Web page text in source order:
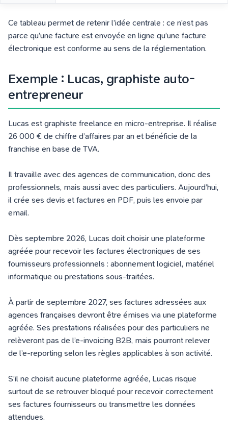
Ce tableau permet de retenir l’idée centrale : ce n’est pas
parce qu’une facture est envoyée en ligne qu’une facture
électronique est conforme au sens de la réglementation.
Exemple : Lucas, graphiste auto-
entrepreneur
Lucas est graphiste freelance en micro-entreprise. Il réalise
26 000 € de chiffre d’affaires par an et bénéficie de la
franchise en base de TVA.
Il travaille avec des agences de communication, donc des
professionnels, mais aussi avec des particuliers. Aujourd’hui,
il crée ses devis et factures en PDF, puis les envoie par
email.
Dès septembre 2026, Lucas doit choisir une plateforme
agréée pour recevoir les factures électroniques de ses
fournisseurs professionnels : abonnement logiciel, matériel
informatique ou prestations sous-traitées.
À partir de septembre 2027, ses factures adressées aux
agences françaises devront être émises via une plateforme
agréée. Ses prestations réalisées pour des particuliers ne
relèveront pas de l’e-invoicing B2B, mais pourront relever
de l’e-reporting selon les règles applicables à son activité.
S’il ne choisit aucune plateforme agréée, Lucas risque
surtout de se retrouver bloqué pour recevoir correctement
ses factures fournisseurs ou transmettre les données
attendues.